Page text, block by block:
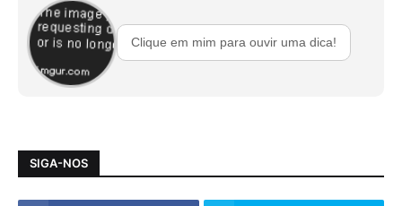
Clique em mim para ouvir uma dica!
SIGA-NOS